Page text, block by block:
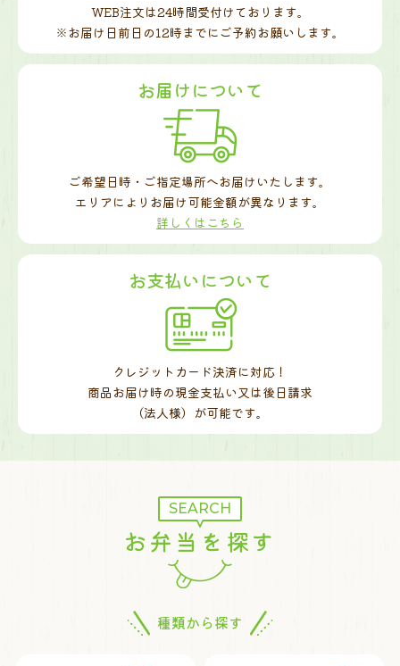
WEB注文は24時間受付けております。
※お届け日前日の12時までにご予約お願いします。
お届けについて
ご希望日時・ご指定場所へお届けいたします。
エリアによりお届け可能金額が異なります。
詳しくはこちら
お支払いについて
クレジットカード決済に対応！
商品お届け時の現金支払い又は後日請求
（法人様）が可能です。
SEARCH
お弁当を探す
種類から探す